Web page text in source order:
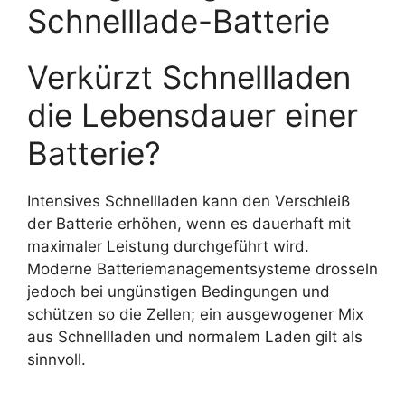
Schnelllade-Batterie
Verkürzt Schnellladen
die Lebensdauer einer
Batterie?
Intensives Schnellladen kann den Verschleiß
der Batterie erhöhen, wenn es dauerhaft mit
maximaler Leistung durchgeführt wird.
Moderne Batteriemanagementsysteme drosseln
jedoch bei ungünstigen Bedingungen und
schützen so die Zellen; ein ausgewogener Mix
aus Schnellladen und normalem Laden gilt als
sinnvoll.